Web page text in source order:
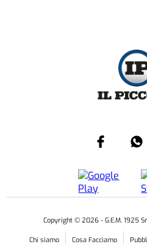
Copyright © 2026 - G.E.M. 1925
Chi siamo Cosa Facciamo